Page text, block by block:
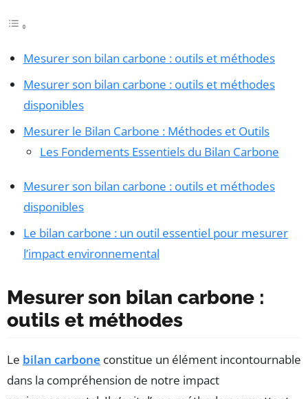
Mesurer son bilan carbone : outils et méthodes
Mesurer son bilan carbone : outils et méthodes
disponibles
Mesurer le Bilan Carbone : Méthodes et Outils
Les Fondements Essentiels du Bilan Carbone
Mesurer son bilan carbone : outils et méthodes
disponibles
Le bilan carbone : un outil essentiel pour mesurer
l’impact environnemental
Mesurer son bilan carbone :
outils et méthodes
Le bilan carbone constitue un élément incontournable
dans la compréhension de notre impact